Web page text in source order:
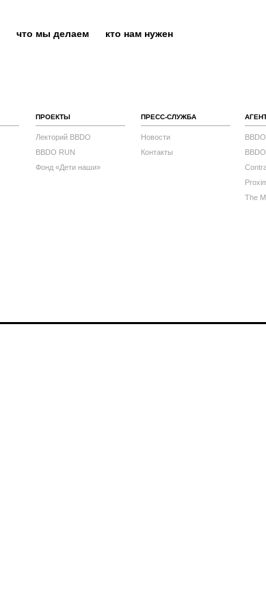
что мы делаем кто нам нужен
ПРОЕКТЫ
Лекторий BBDO
BBDO RUN
Фонд «Дети наши»
ПРЕСС-СЛУЖБА
Новости
Контакты
BBDO
The